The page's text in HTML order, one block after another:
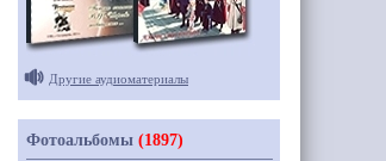
Другие аудиоматериалы
Фотоальбомы (1897)